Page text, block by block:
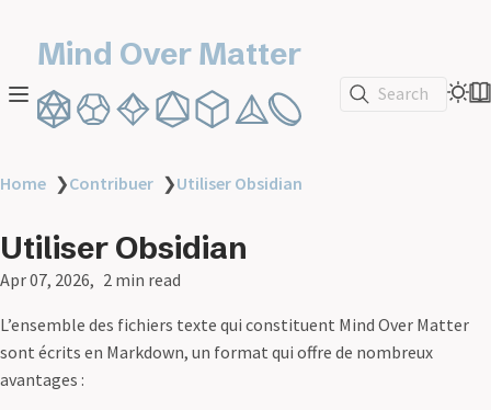
Mind Over Matter
Search
Home ❯Contribuer ❯Utiliser Obsidian
Utiliser Obsidian
Apr 07, 2026 2 min read
L’ensemble des fichiers texte qui constituent Mind Over Matter
sont écrits en Markdown, un format qui offre de nombreux
avantages :